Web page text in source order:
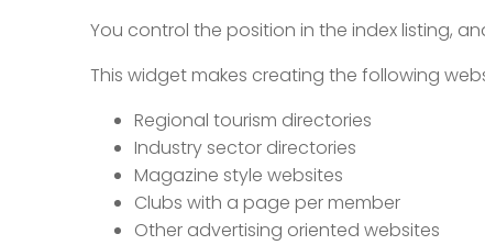
You control the position in the index listing,
This widget makes creating the following
Regional tourism directories
Industry sector directories
Magazine style websites
Clubs with a page per member
Other advertising oriented websites